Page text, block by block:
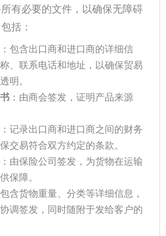
有必要的文件，以确保无障碍
括：
：包含出口商和进口商的详细信
、联系电话和地址，以确保贸易
明。
：由商会签发，证明产品来源
：记录出口商和进口商之间的财务
交易符合双方约定的条款。
：由保险公司签发，为货物在运输
保障。
含货物重量、分类等详细信息，
调签发，同时随附于发给客户的